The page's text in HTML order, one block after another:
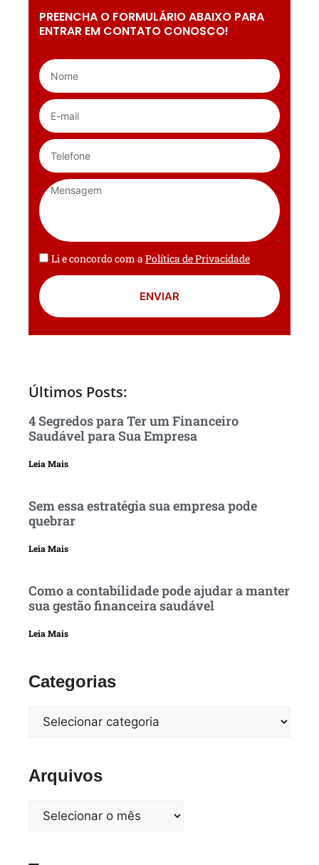
PREENCHA O FORMULÁRIO ABAIXO PARA
ENTRAR EM CONTATO CONOSCO!
Li e concordo com aPolítica de Privacidade
ENVIAR
Últimos Posts:
4 Segredos para Ter um Financeiro
Saudável para Sua Empresa
Leia Mais
Sem essa estratégia sua empresa pode
quebrar
Leia Mais
Como a contabilidade pode ajudar a manter
sua gestão financeira saudável
Leia Mais
Categorias
Arquivos